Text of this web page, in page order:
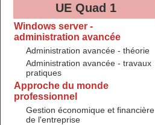
UE Quad 1
Windows server -
administration avancée
Administration avancée - théorie
Administration avancée - travaux
pratiques
Approche du monde
professionnel
Gestion économique et financière
de l'entreprise